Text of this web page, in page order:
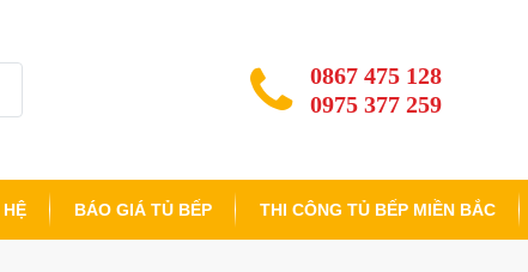
0867 475 128
0975 377 259
HỆ BÁO GIÁ TỦ BẾP THI CÔNG TỦ BẾP MIỀN BẮC